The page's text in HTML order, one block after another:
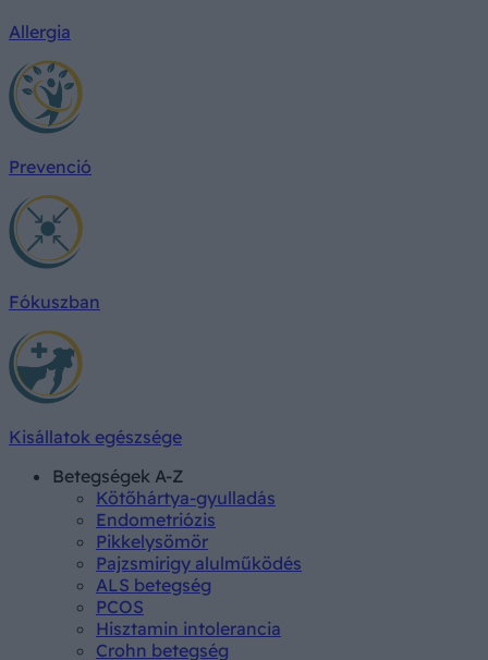
Allergia
Prevenció
Fókuszban
Kisállatok egészsége
Betegségek A-Z
Kötőhártya-gyulladás
Endometriózis
Pikkelysömör
Pajzsmirigy alulműködés
ALS betegség
PCOS
Hisztamin intolerancia
Crohn betegség